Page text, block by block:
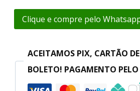
Clique e compre pelo
ACEITAMOS PIX, CARTÃO
BOLETO! PAGAMENTO